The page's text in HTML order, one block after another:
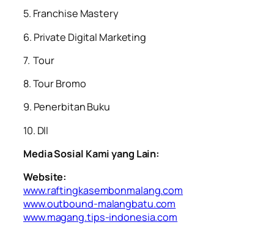
5. ⁠⁠Franchise Mastery
6. ⁠Private Digital Marketing
7. ⁠ ⁠Tour
8. ⁠⁠Tour Bromo
9. ⁠⁠Penerbitan Buku
10. ⁠Dll
Media Sosial Kami yang Lain:
Website:
www.raftingkasembonmalang.com
www.outbound-malangbatu.com
www.magang.tips-indonesia.com